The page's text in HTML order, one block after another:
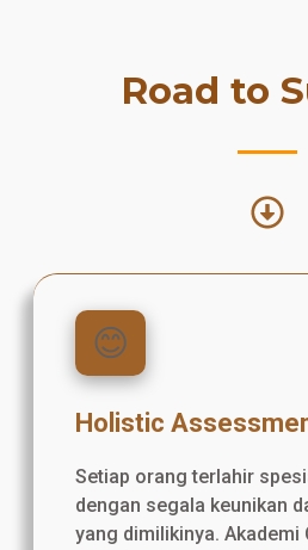
Road to
😊
Holistic
Setiap orang terlahir
dengan segala keunikan
yang dimilikinya. Akademi